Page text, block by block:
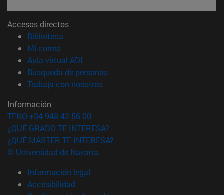
Accesos directos
Biblioteca
Mi correo(abre en nueva ventana)
Aula virtual ADI
Búsqueda de personas(abre en nueva ventana)
Trabaja con nosotros(abre en nueva ventana)
Información
TFNO +34 948 42 56 00
¿QUÉ GRADO TE INTERESA?
¿QUÉ MÁSTER TE INTERESA?
© Universidad de Navarra
Información legal
Accesibilidad